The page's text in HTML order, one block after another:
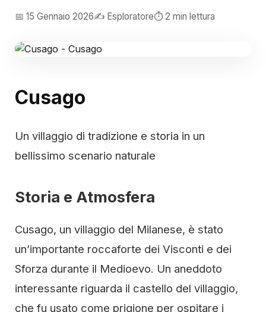
📅 15 Gennaio 2026✍️ Esploratore⏱️ 2 min lettura
Cusago
Un villaggio di tradizione e storia in un
bellissimo scenario naturale
Storia e Atmosfera
Cusago, un villaggio del Milanese, è stato
un’importante roccaforte dei Visconti e dei
Sforza durante il Medioevo. Un aneddoto
interessante riguarda il castello del villaggio,
che fu usato come prigione per ospitare i